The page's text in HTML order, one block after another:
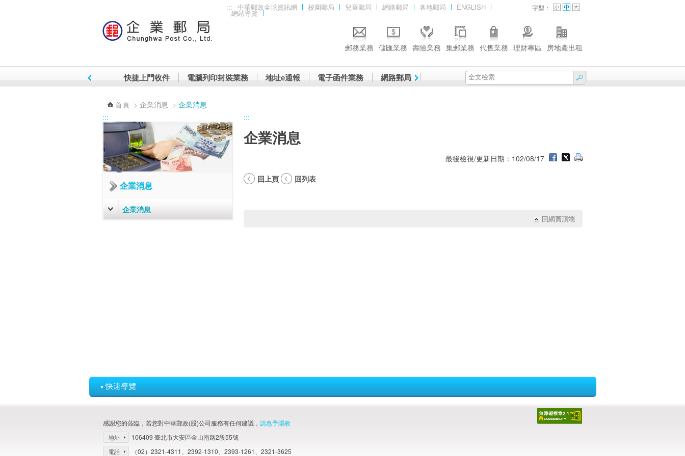
::: 中華郵政全球資訊網 校園郵局 兒童郵局 網路郵局 各地郵局 ENGLISH
網站導覽
字型：
郵務業務 儲匯業務 壽險業務 集郵業務 代售業務 理財專區 房地產出租
快捷上門收件 電腦列印封裝業務 地址e通報 電子函件業務 網路郵局
首頁 > 企業消息 > 企業消息
:::
企業消息
企業消息
:::
企業消息
最後檢視/更新日期：102/08/17
回上頁
回列表
回網頁頂端
▼ 快速導覽
感謝您的蒞臨，若您對中華郵政(股)公司服務有任何建議， 請惠予賜教
地址 106409 臺北市大安區金山南路2段55號
電話 （02）2321-4311、2392-1310、2393-1261、2321-3625